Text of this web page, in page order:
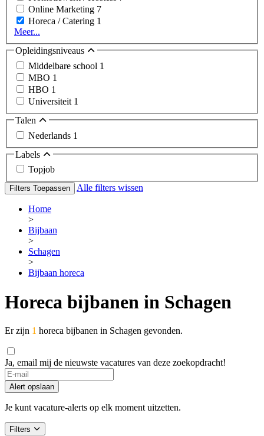
Online Marketing 7
Horeca / Catering 1
Meer...
Opleidingsniveaus
Middelbare school 1
MBO 1
HBO 1
Universiteit 1
Talen
Nederlands 1
Labels
Topjob
Filters Toepassen Alle filters wissen
Home
>
Bijbaan
>
Schagen
>
Bijbaan horeca
Horeca bijbanen in Schagen
Er zijn 1 horeca bijbanen in Schagen gevonden.
Ja, email mij de nieuwste vacatures van deze zoekopdracht!
If
you
are
a
ignore
Alert opslaan
Je kunt vacature-alerts op elk moment uitzetten.
Filters